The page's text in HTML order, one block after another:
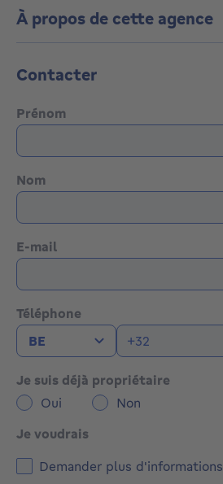
À propos de cette agence
Contacter
Prénom
Nom
E-mail
Téléphone
Je suis déjà propriétaire
Oui
Non
Je voudrais
Demander plus d'informations